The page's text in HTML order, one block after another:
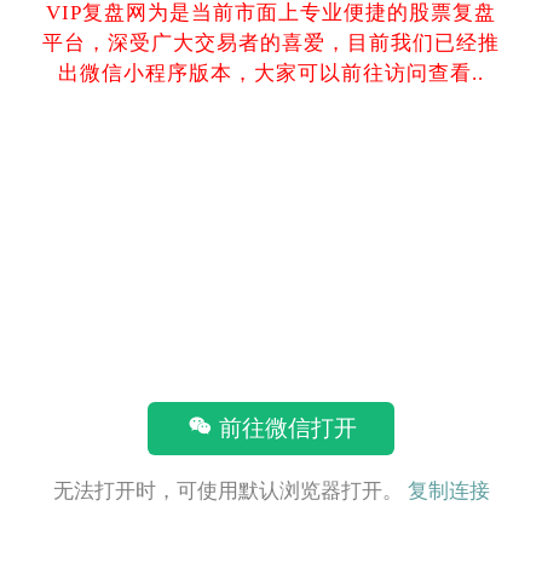
VIP复盘网为是当前市面上专业便捷的股票复盘
平台，深受广大交易者的喜爱，目前我们已经推
出微信小程序版本，大家可以前往访问查看..
前往微信打开
无法打开时，可使用默认浏览器打开。 复制连接